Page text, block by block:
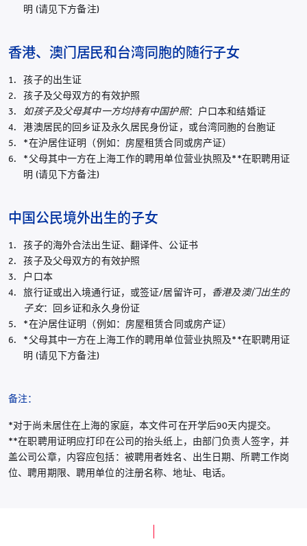
明 (请见下方备注)
香港、澳门居民和台湾同胞的随行子女
孩子的出生证
孩子及父母双方的有效护照
如孩子及父母其中一方均持有中国护照：户口本和结婚证
港澳居民的回乡证及永久居民身份证，或台湾同胞的台胞证
*在沪居住证明（例如：房屋租赁合同或房产证）
*父母其中一方在上海工作的聘用单位营业执照及**在职聘用证
明 (请见下方备注)
中国公民境外出生的子女
孩子的海外合法出生证、翻译件、公证书
孩子及父母双方的有效护照
户口本
旅行证或出入境通行证，或签证/居留许可， 香港及澳门出生的
子女：回乡证和永久身份证
*在沪居住证明（例如：房屋租赁合同或房产证）
*父母其中一方在上海工作的聘用单位营业执照及**在职聘用证
明 (请见下方备注)
备注：
*对于尚未居住在上海的家庭，本文件可在开学后90天内提交。
**在职聘用证明应打印在公司的抬头纸上，由部门负责人签字，并
盖公司公章，内容应包括：被聘用者姓名、出生日期、所聘工作岗
位、聘用期限、聘用单位的注册名称、地址、电话。